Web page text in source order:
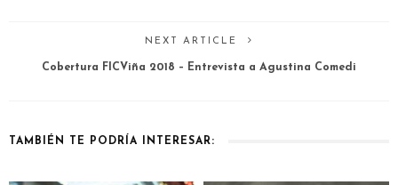
NEXT ARTICLE
Cobertura FICViña 2018 – Entrevista a Agustina Comedi
TAMBIÉN TE PODRÍA INTERESAR: